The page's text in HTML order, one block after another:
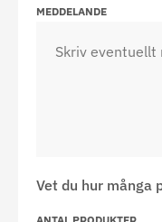
MEDDELANDE
Vet du hur många
ANTAL PRODUKTER